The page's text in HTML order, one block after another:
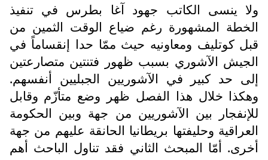
ولا ينسى الكاتب جهود آغا بطرس في تنفيذ
الخطة المشهورة رغم ضياع الوقت الثمين من
قبل كوتليف ومعاونيه حيث ممّا حدا إنقساماً في
الجيش الآشوري بسبب ظهور فتنتين متصارعتين
إلى حد كبير في الآشوريين الجبليين أنفسهم.
وهكذا خلال هذا الفصل ظهر وضع متأزّم وقابل
للإنفجار بين الآشوريين من جهة وبين الحكومة
العراقية وحليفتها بريطانيا الحانقة عليهم من جهة
أخرى. أمّا المبحث الثاني فقد تناول الباحث أهم